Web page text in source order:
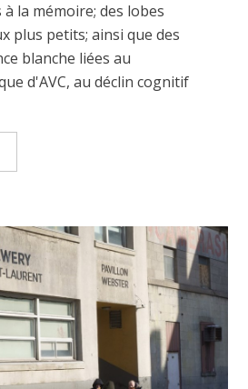
la mémoire; des lobes
plus petits; ainsi que des
blanche liées au
d'AVC, au déclin cognitif